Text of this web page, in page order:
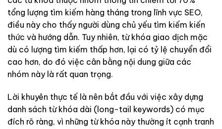
tổng lượng tìm kiếm hàng tháng trong lĩnh vực SEO,
điều này cho thấy người dùng chủ yếu tìm kiếm kiến
thức và hướng dẫn. Tuy nhiên, từ khóa giao dịch mặc
dù có lượng tìm kiếm thấp hơn, lại có tỷ lệ chuyển đổi
cao hơn, do đó việc cân bằng nội dung giữa các
nhóm này là rất quan trọng.
Lời khuyên thực tế là nên bắt đầu với việc xây dựng
danh sách từ khóa dài (long-tail keywords) có mục
đích rõ ràng, vì những từ khóa này thường ít cạnh tranh